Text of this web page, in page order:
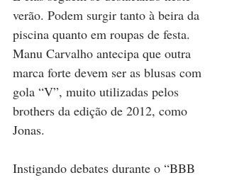
verão. Podem surgir tanto à beira da
piscina quanto em roupas de festa.
Manu Carvalho antecipa que outra
marca forte devem ser as blusas com
gola “V”, muito utilizadas pelos
brothers da edição de 2012, como
Jonas.
Instigando debates durante o “BBB